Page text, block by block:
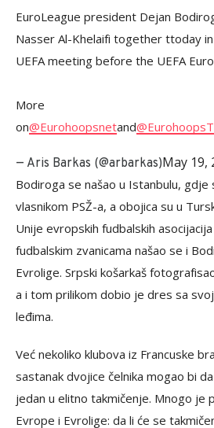
EuroLeague president Dejan
Nasser Al-Khelaifi together ttoday
UEFA meeting before the UEFA
More
on@Eurohoopsnetand
— Aris Barkas (@arbarkas)May 19,
Bodiroga se našao u Istanbulu, gdje
vlasnikom PSŽ-a, a obojica su u
Unije evropskih fudbalskih
fudbalskim zvanicama našao se i
Evrolige. Srpski košarkaš
a i tom prilikom dobio je dres sa
leđima.
Već nekoliko klubova iz Francuske
sastanak dvojice čelnika mogao bi
jedan u elitno takmičenje. Mnogo je
Evrope i Evrolige: da li će se